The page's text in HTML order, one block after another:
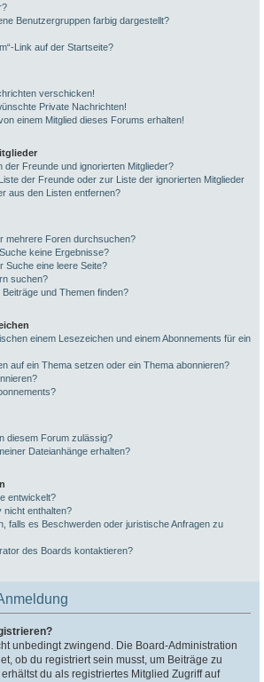
Benutzergruppen farbig dargestellt?
Link auf der Startseite?
verschicken!
Private Nachrichten!
einem Mitglied dieses Forums erhalten!
der Freunde und ignorierten Mitglieder?
der Freunde oder zur Liste der ignorierten Mitglieder
aus den Listen entfernen?
mehrere Foren durchsuchen?
keine Ergebnisse?
Suche eine leere Seite?
suchen?
und Themen finden?
einem Lesezeichen und einem Abonnements für ein
auf ein Thema setzen oder ein Thema abonnieren?
diesem Forum zulässig?
Dateianhänge erhalten?
entwickelt?
nicht enthalten?
falls es Beschwerden oder juristische Anfragen zu
des Boards kontaktieren?
unbedingt zwingend. Die Board-Administration
ob du registriert sein musst, um Beiträge zu
du als registriertes Mitglied Zugriff auf